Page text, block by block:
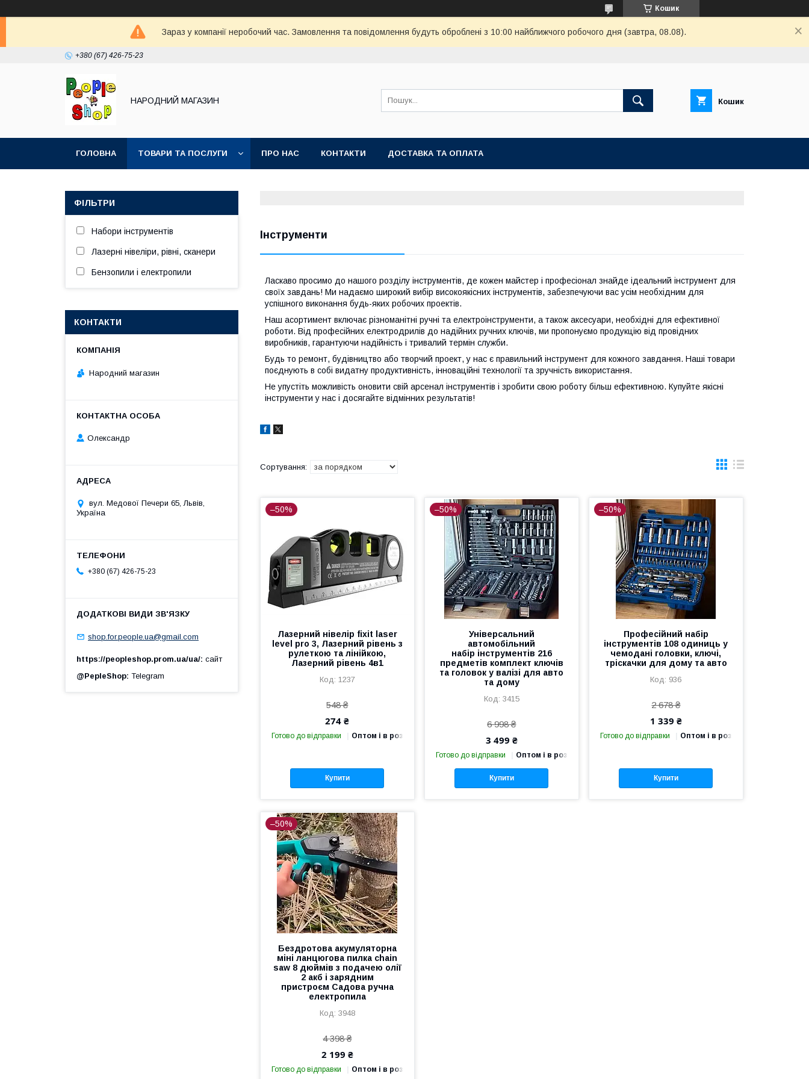
Кошик
Зараз у компанії неробочий час. Замовлення та повідомлення будуть оброблені з 10:00 найближчого робочого дня (завтра, 08.08).
+380 (67) 426-75-23
НАРОДНИЙ МАГАЗИН Кошик
ГОЛОВНА ТОВАРИ ТА ПОСЛУГИ ПРО НАС КОНТАКТИ ДОСТАВКА ТА ОПЛАТА
Інструменти
Ласкаво просимо до нашого розділу інструментів, де кожен майстер і професіонал знайде ідеальний інструмент для
своїх завдань! Ми надаємо широкий вибір високоякісних інструментів, забезпечуючи вас усім необхідним для
успішного виконання будь-яких робочих проектів.
Наш асортимент включає різноманітні ручні та електроінструменти, а також аксесуари, необхідні для ефективної
роботи. Від професійних електродрилів до надійних ручних ключів, ми пропонуємо продукцію від провідних
виробників, гарантуючи надійність і тривалий термін служби.
Будь то ремонт, будівництво або творчий проект, у нас є правильний інструмент для кожного завдання. Наші товари
поєднують в собі видатну продуктивність, інноваційні технології та зручність використання.
Не упустіть можливість оновити свій арсенал інструментів і зробити свою роботу більш ефективною. Купуйте якісні
інструменти у нас і досягайте відмінних результатів!
–50%
Лазерний нівелір fixit laser
level pro 3, Лазерний рівень з
рулеткою та лінійкою,
Лазерний рівень 4в1
1237
548 ₴
274 ₴
Готово до відправки Оптом і в роздріб
Купити
–50%
Універсальний
автомобільний
набір інструментів 216
предметів комплект ключів
та головок у валізі для авто
та дому
3415
6 998 ₴
3 499 ₴
Готово до відправки Оптом і в роздріб
Купити
–50%
Професійний набір
інструментів 108 одиниць у
чемодані головки, ключі,
тріскачки для дому та авто
936
2 678 ₴
1 339 ₴
Готово до відправки Оптом і в роздріб
Купити
–50%
Бездротова акумуляторна
міні ланцюгова пилка chain
saw 8 дюймів з подачею олії
2 акб і зарядним
пристроєм Садова ручна
електропила
3948
4 398 ₴
2 199 ₴
Готово до відправки Оптом і в роздріб
ФІЛЬТРИ
Набори інструментів
Лазерні нівеліри, рівні, сканери
Бензопили і електропили
КОНТАКТИ
Народний магазин
Олександр
вул. Медової Печери 65, Львів,
Україна
+380 (67) 426-75-23
shop.for.people.ua@gmail.com
https://peopleshop.prom.ua/ua/ сайт
@PepleShop Telegram